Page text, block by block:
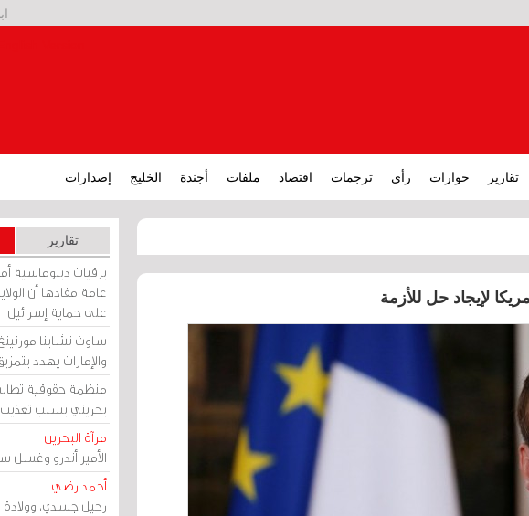
تقارير حوارات رأي ترجمات اقتصاد ملفات أجندة الخليج إصدارات
لإيجاد حل للأزمة
تقارير
برقيات دبلوماسية
عامة مفادها أن
على حماية إسرائيل
ساوث تشاينا
والإمارات يهدد
منظمة حقوقية
بحريني بسبب تعذيب
مرآة البحرين
الأمير أندرو وغسل
أحمد رضي
رحيل جسدي، وولادة